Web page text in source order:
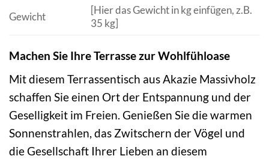
Gewicht
[Hier das Gewicht in kg einfügen, z.B.
35 kg]
Machen Sie Ihre Terrasse zur Wohlfühloase
Mit diesem Terrassentisch aus Akazie Massivholz
schaffen Sie einen Ort der Entspannung und der
Geselligkeit im Freien. Genießen Sie die warmen
Sonnenstrahlen, das Zwitschern der Vögel und
die Gesellschaft Ihrer Lieben an diesem